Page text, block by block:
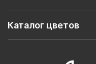
Каталог цветов